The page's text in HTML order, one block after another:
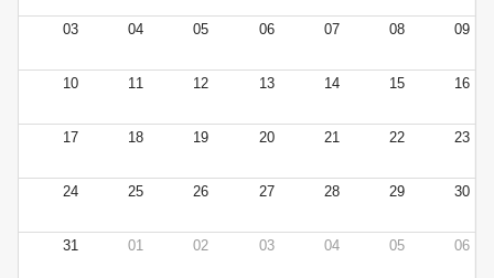
03 04 05 06 07 08 09
10 11 12 13 14 15 16
17 18 19 20 21 22 23
24 25 26 27 28 29 30
31 01 02 03 04 05 06